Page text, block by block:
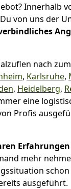
Innerhalb
von uns der
nach
, Karlsruhe,
, Heidelberg,
eine
Profis
mehr
ausgeführt.